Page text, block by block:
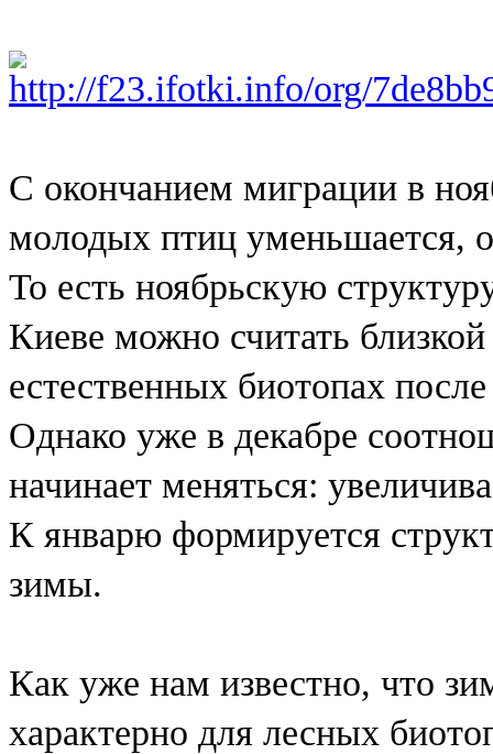
С окончанием миграции в
молодых птиц уменьшается,
То есть ноябрьскую
Киеве можно считать
естественных биотопах
Однако уже в декабре
начинает меняться:
К январю формируется
зимы.
Как уже нам известно, что
характерно для лесных